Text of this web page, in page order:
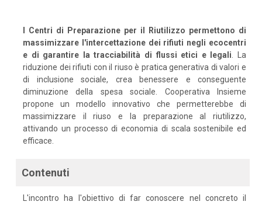
I Centri di Preparazione per il Riutilizzo permettono di
massimizzare l'intercettazione dei rifiuti negli ecocentri
e di garantire la tracciabilità di flussi etici e legali. La
riduzione dei rifiuti con il riuso è pratica generativa di valori e
di inclusione sociale, crea benessere e conseguente
diminuzione della spesa sociale. Cooperativa Insieme
propone un modello innovativo che permetterebbe di
massimizzare il riuso e la preparazione al riutilizzo,
attivando un processo di economia di scala sostenibile ed
efficace.
Contenuti
L'incontro ha l'obiettivo di far conoscere nel concreto il